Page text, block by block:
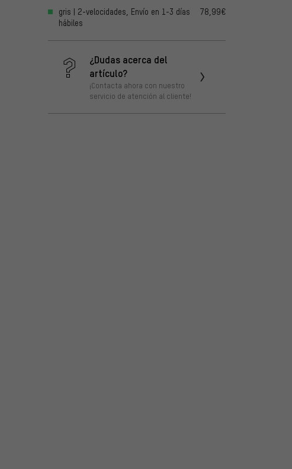
gris | 2-velocidades, Envío en 1-3 días
hábiles
78,99€
¿Dudas acerca del
artículo?
¡Contacta ahora con nuestro
servicio de atención al cliente!